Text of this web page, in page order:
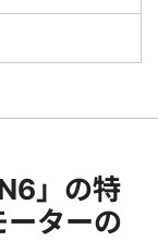
」の特
ターの